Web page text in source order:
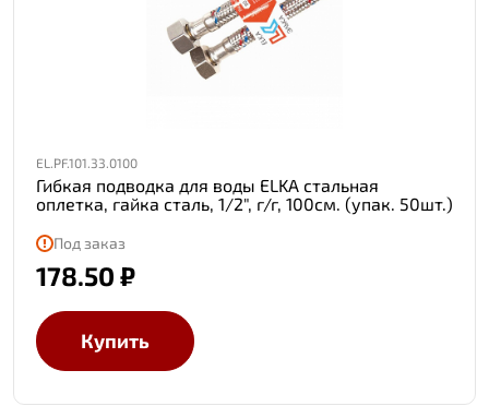
EL.PF.101.33.0100
Гибкая подводка для воды ELKA стальная
оплетка, гайка сталь, 1/2", г/г, 100см. (упак. 50шт.)
Под заказ
178.50 ₽
Купить